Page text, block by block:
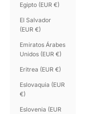
Egipto (EUR €)
El Salvador
(EUR €)
Emiratos Árabes
Unidos (EUR €)
Eritrea (EUR €)
Eslovaquia (EUR
€)
Eslovenia (EUR